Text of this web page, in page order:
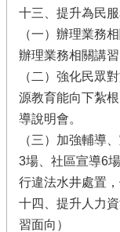
十三、提升為民
（一）辦理業務
辦理業務相關講習
（二）強化民眾
源教育能向下紮
導說明會。
（三）加強輔導
3場、社區宣導6
行違法水井處置
十四、提升人力
習面向）